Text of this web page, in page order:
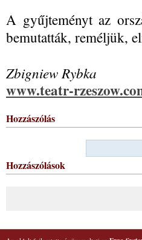
A gyűjteményt az
bemutatták, reméljük,
Zbigniew Rybka
www.teatr-
Hozzászólás
Hozzászólások